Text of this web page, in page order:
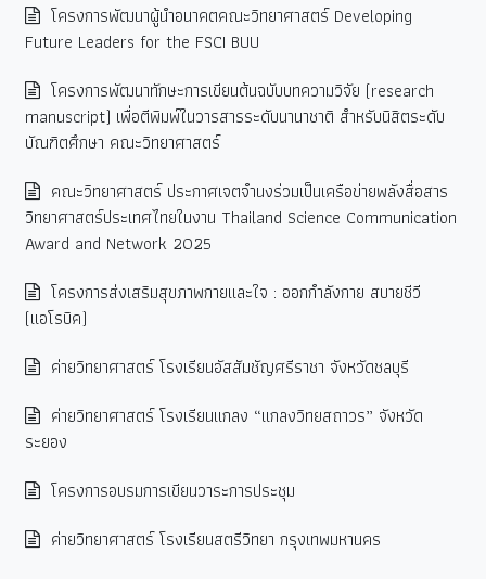
โครงการพัฒนาผู้นำอนาคตคณะวิทยาศาสตร์ Developing
Future Leaders for the FSCI BUU
โครงการพัฒนาทักษะการเขียนต้นฉบับบทความวิจัย (research
manuscript) เพื่อตีพิมพ์ในวารสารระดับนานาชาติ สำหรับนิสิตระดับ
บัณฑิตศึกษา คณะวิทยาศาสตร์
คณะวิทยาศาสตร์ ประกาศเจตจำนงร่วมเป็นเครือข่ายพลังสื่อสาร
วิทยาศาสตร์ประเทศไทยในงาน Thailand Science Communication
Award and Network 2025
โครงการส่งเสริมสุขภาพกายและใจ : ออกกำลังกาย สบายชีวี
(แอโรบิค)
ค่ายวิทยาศาสตร์ โรงเรียนอัสสัมชัญศรีราชา จังหวัดชลบุรี
ค่ายวิทยาศาสตร์ โรงเรียนแกลง “แกลงวิทยสถาวร” จังหวัด
ระยอง
โครงการอบรมการเขียนวาระการประชุม
ค่ายวิทยาศาสตร์ โรงเรียนสตรีวิทยา กรุงเทพมหานคร